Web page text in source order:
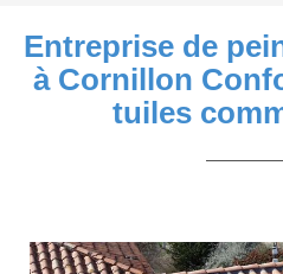
Entreprise de
à Cornillon
tuiles